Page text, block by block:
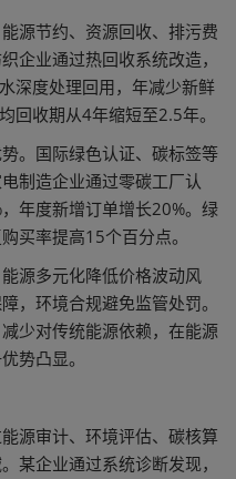
源节约、资源回收、排污费
企业通过热回收系统改造，
深度处理回用，年减少新鲜
回收期从4年缩短至2.5年。
。国际绿色认证、碳标签等
制造企业通过零碳工厂认
年度新增订单增长20%。绿
买率提高15个百分点。
源多元化降低价格波动风
，环境合规避免监管处罚。
少对传统能源依赖，在能源
势凸显。
源审计、环境评估、碳核算
某企业通过系统诊断发现，